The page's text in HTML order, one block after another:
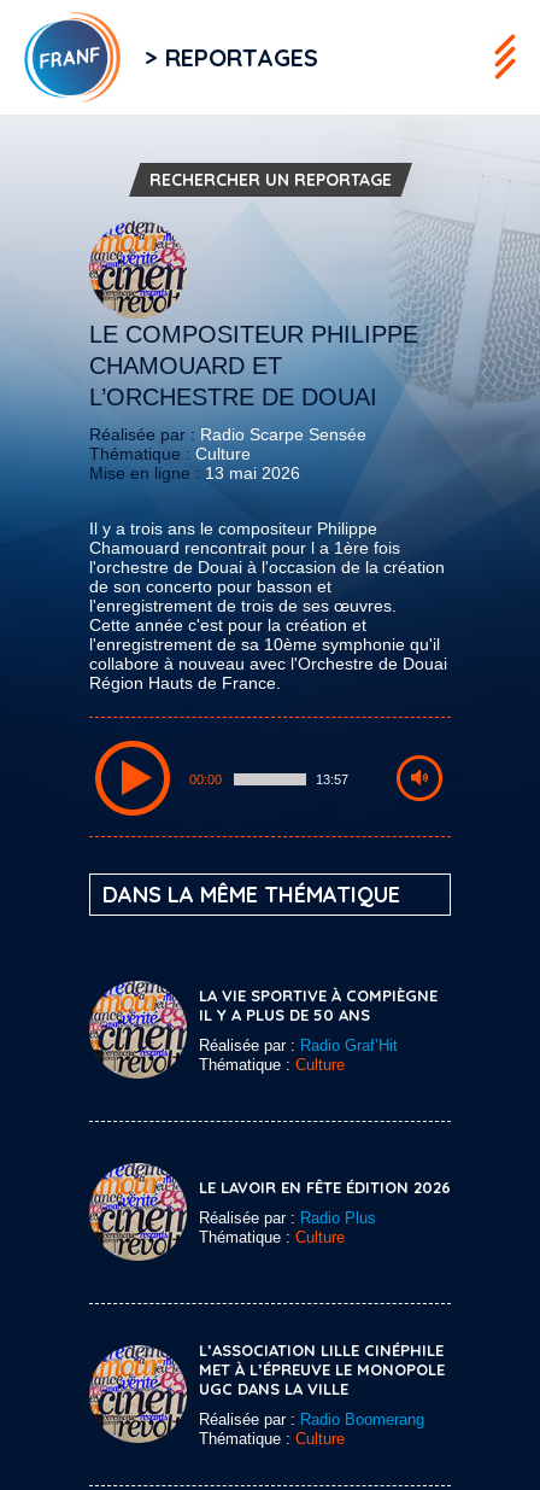
> REPORTAGES
RECHERCHER UN REPORTAGE
LE COMPOSITEUR PHILIPPE
CHAMOUARD ET
L’ORCHESTRE DE DOUAI
Réalisée par : Radio Scarpe Sensée
Thématique : Culture
Mise en ligne : 13 mai 2026
Il y a trois ans le compositeur Philippe
Chamouard rencontrait pour l a 1ère fois
l'orchestre de Douai à l'occasion de la création
de son concerto pour basson et
l'enregistrement de trois de ses œuvres.
Cette année c'est pour la création et
l'enregistrement de sa 10ème symphonie qu'il
collabore à nouveau avec l'Orchestre de Douai
Région Hauts de France.
00:00 13:57
DANS LA MÊME THÉMATIQUE
LA VIE SPORTIVE À COMPIÈGNE
IL Y A PLUS DE 50 ANS
Réalisée par : Radio Graf’Hit
Thématique : Culture
LE LAVOIR EN FÊTE ÉDITION 2026
Réalisée par : Radio Plus
Thématique : Culture
L’ASSOCIATION LILLE CINÉPHILE
MET À L’ÉPREUVE LE MONOPOLE
UGC DANS LA VILLE
Réalisée par : Radio Boomerang
Thématique : Culture